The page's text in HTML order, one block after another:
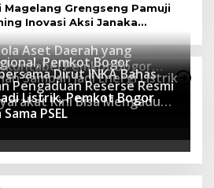
Magelang Grengseng Pamuji
Inovasi Aksi Janaka
Sekolah Adiwiyata
Aset Daerah yang
Pemkot Bogor
Pemkot Bogor
Sampah Jadi Energi Listrik
Dirut INKA Bahas
Pengaduan Reserse Resmi
Kini Bisa Mengadu
dan Terintegrasi
Listrik, Pemkot Bogor
PSEL